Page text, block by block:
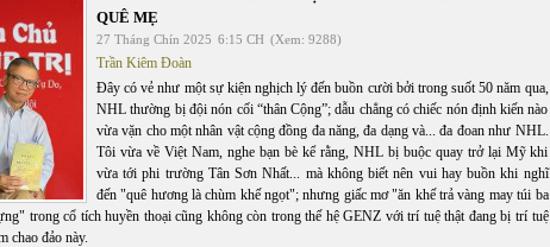
QUÊ MẸ
27 Tháng Chín 2025 6:15 CH (Xem: 9288)
Trần Kiêm Đoàn
Đây có vẻ như một sự kiện nghịch lý đến buồn cười bởi trong suốt 50 năm qua,
NHL thường bị đội nón cối “thân Cộng”; dẫu chẳng có chiếc nón định kiến nào
vừa vặn cho một nhân vật cộng đồng đa năng, đa dạng và... đa đoan như NHL.
Tôi vừa về Việt Nam, nghe bạn bè kể rằng, NHL bị buộc quay trở lại Mỹ khi
vừa tới phi trường Tân Sơn Nhất... mà không biết nên vui hay buồn khi nghĩ
đến "quê hương là chùm khế ngọt"; nhưng giấc mơ "ăn khế trả vàng may túi ba
trong cổ tích huyền thoại cũng không còn trong thế hệ GENZ với trí tuệ thật đang bị trí tuệ
chao đảo này.